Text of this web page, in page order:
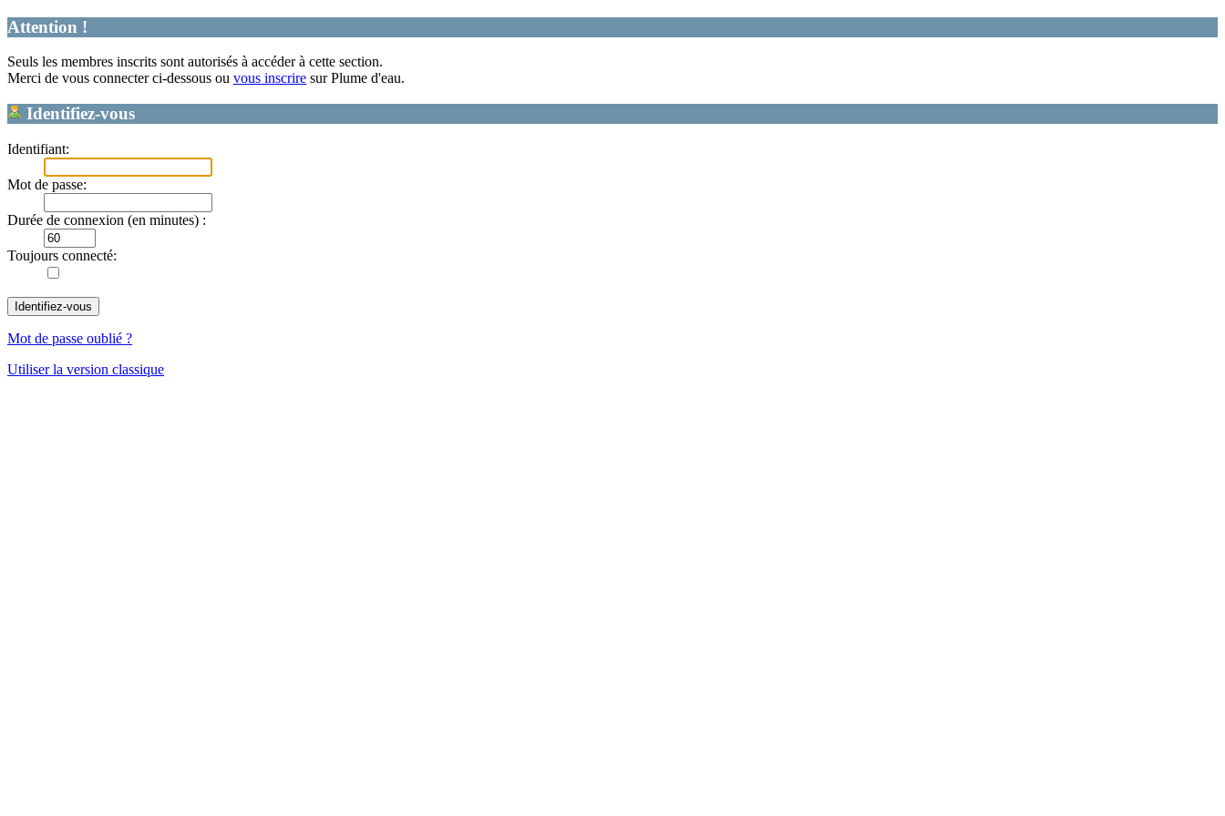
Attention !
Seuls les membres inscrits sont autorisés à accéder à cette section.
Merci de vous connecter ci-dessous ou vous inscrire sur Plume d'eau.
Identifiez-vous
Identifiant:
Mot de passe:
Durée de connexion (en minutes) :
Toujours connecté:
Mot de passe oublié ?
Utiliser la version classique